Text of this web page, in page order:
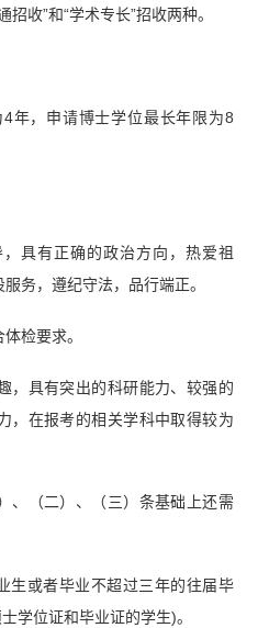
收”和“学术专长”招收两种。
年，申请博士学位最长年限为8
具有正确的政治方向，热爱祖
务，遵纪守法，品行端正。
检要求。
，具有突出的科研能力、较强的
，在报考的相关学科中取得较为
、（二）、（三）条基础上还需
生或者毕业不超过三年的往届毕
学位证和毕业证的学生)。